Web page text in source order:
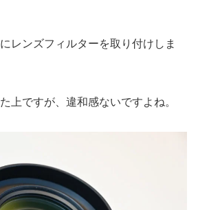
レンズフィルターを取り付けしま
上ですが、違和感ないですよね。